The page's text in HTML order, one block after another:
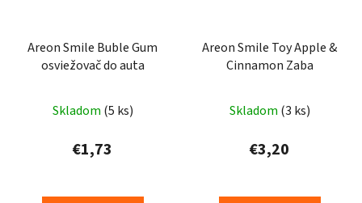
Areon Smile Buble Gum
osviežovač do auta
Skladom (5 ks)
€1,73
Areon Smile Toy Apple &
Cinnamon Zaba
Skladom (3 ks)
€3,20